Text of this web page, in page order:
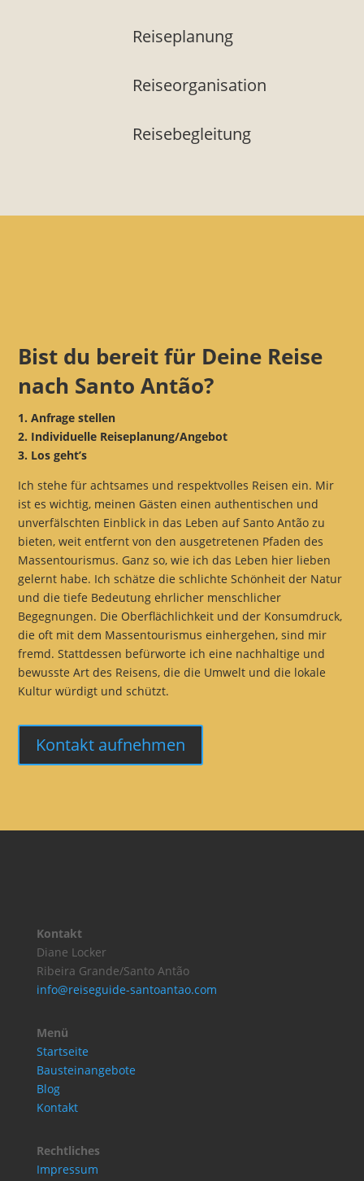
Reiseplanung
Reiseorganisation
Reisebegleitung
Bist du bereit für Deine Reise
nach Santo Antão?
1. Anfrage stellen
2. Individuelle Reiseplanung/Angebot
3. Los geht’s
Ich stehe für achtsames und respektvolles Reisen ein. Mir
ist es wichtig, meinen Gästen einen authentischen und
unverfälschten Einblick in das Leben auf Santo Antão zu
bieten, weit entfernt von den ausgetretenen Pfaden des
Massentourismus. Ganz so, wie ich das Leben hier lieben
gelernt habe. Ich schätze die schlichte Schönheit der Natur
und die tiefe Bedeutung ehrlicher menschlicher
Begegnungen. Die Oberflächlichkeit und der Konsumdruck,
die oft mit dem Massentourismus einhergehen, sind mir
fremd. Stattdessen befürworte ich eine nachhaltige und
bewusste Art des Reisens, die die Umwelt und die lokale
Kultur würdigt und schützt.
Kontakt aufnehmen
Kontakt
Diane Locker
Ribeira Grande/Santo Antão
info@reiseguide-santoantao.com
Menü
Startseite
Bausteinangebote
Blog
Kontakt
Rechtliches
Impressum